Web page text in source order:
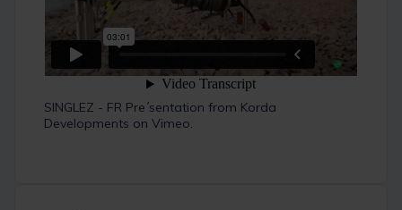
SINGLEZ - FR Pre´sentation from Korda
Developments on Vimeo.